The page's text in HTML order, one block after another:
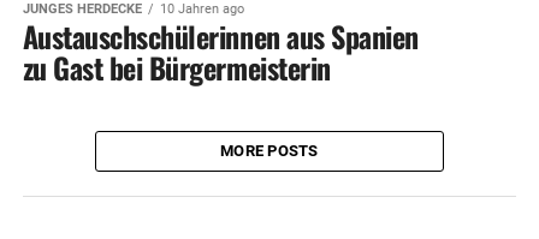
JUNGES HERDECKE 10 Jahren ago
Austauschschülerinnen aus Spanien
zu Gast bei Bürgermeisterin
MORE POSTS